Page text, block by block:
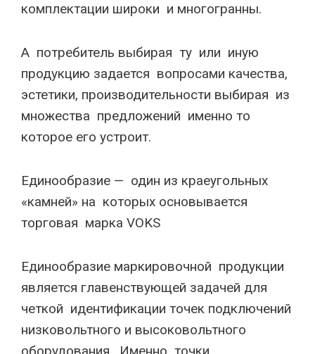
комплектации широки и многогранны.
А потребитель выбирая ту или иную
продукцию задается вопросами качества,
эстетики, производительности выбирая из
множества предложений именно то
которое его устроит.
Единообразие — один из краеугольных
«камней» на которых основывается
торговая марка VOKS
Единообразие маркировочной продукции
является главенствующей задачей для
четкой идентификации точек подключений
низковольтного и высоковольтного